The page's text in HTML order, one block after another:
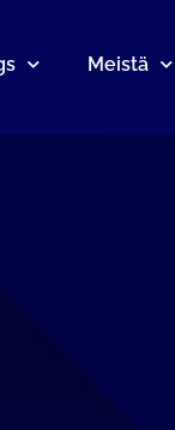
Meistä